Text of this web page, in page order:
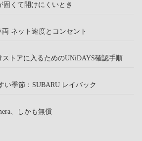
固くて開けにくいとき
ネット速度とコンセント
トアに入るためのUNiDAYS確認手順
い季節：SUBARU レイバック
、しかも無償